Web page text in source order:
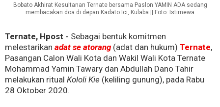
Bobato Akhirat Kesultanan Ternate bersama Paslon YAMIN ADA sedang
membacakan doa di depan Kadato Ici, Kulaba || Foto: Istimewa
Ternate, Hpost - Sebagai bentuk komitmen
melestarikan adat se atorang (adat dan hukum) Ternate,
Pasangan Calon Wali Kota dan Wakil Wali Kota Ternate
Mohammad Yamin Tawary dan Abdullah Dano Tahir
melakukan ritual Kololi Kie (keliling gunung), pada Rabu
28 Oktober 2020.